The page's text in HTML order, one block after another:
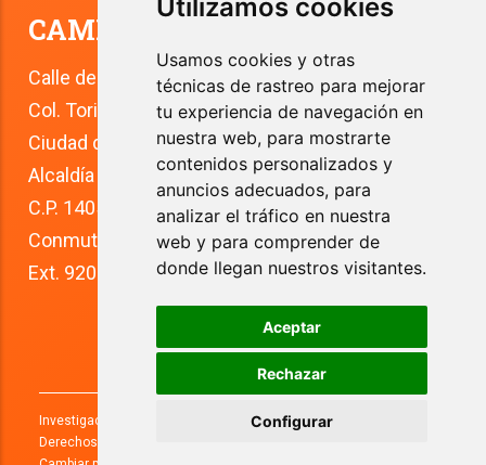
Utilizamos cookies
Usamos cookies y otras
técnicas de rastreo para mejorar
tu experiencia de navegación en
nuestra web, para mostrarte
contenidos personalizados y
anuncios adecuados, para
analizar el tráfico en nuestra
web y para comprender de
donde llegan nuestros visitantes.
Aceptar
Rechazar
Configurar
CAMPUS TLALPAN
Calle del Río 4
Col. Toriello Guerra
Ciudad de México
Alcaldía Tlalpan
C.P. 14050
Conmutador: +52 (55) 5627 0210
Ext. 9200
Investigaciones y Estudios Superiores, S.C. 2026. Todos los
Derechos Reservados.